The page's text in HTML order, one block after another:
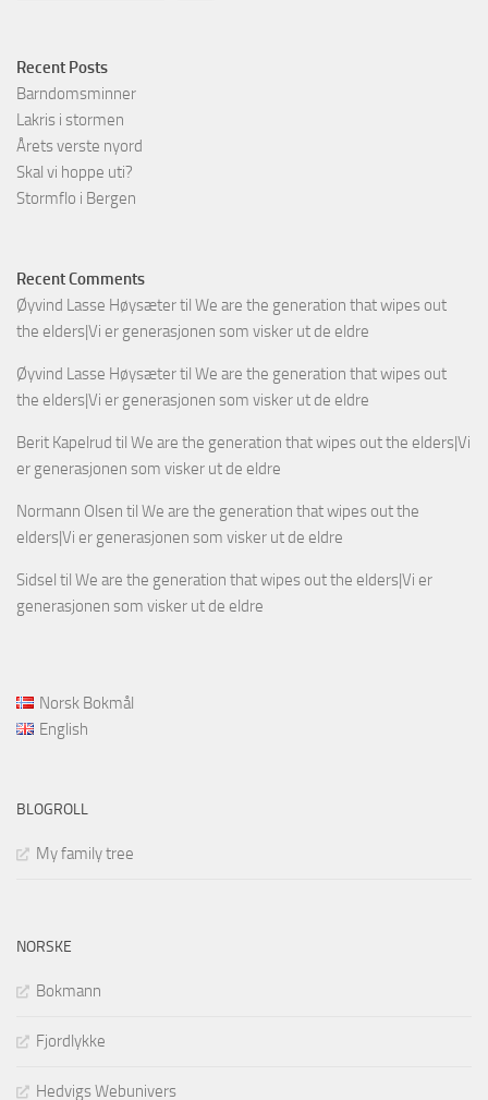
Recent Posts
Barndomsminner
Lakris i stormen
Årets verste nyord
Skal vi hoppe uti?
Stormflo i Bergen
Recent Comments
Øyvind Lasse Høysætertil We are the generation that wipes out
the elders|Vi er generasjonen som visker ut de eldre
Øyvind Lasse Høysætertil We are the generation that wipes out
the elders|Vi er generasjonen som visker ut de eldre
Berit Kapelrud til We are the generation that wipes out the elders|Vi
er generasjonen som visker ut de eldre
Normann Olsen til We are the generation that wipes out the
elders|Vi er generasjonen som visker ut de eldre
Sidsel til We are the generation that wipes out the elders|Vi er
generasjonen som visker ut de eldre
Norsk Bokmål
English
BLOGROLL
My family tree
NORSKE
Bokmann
Fjordlykke
Hedvigs Webunivers